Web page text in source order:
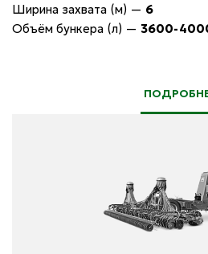
Ширина захвата (м) — 6
Объём бункера (л) — 3600-